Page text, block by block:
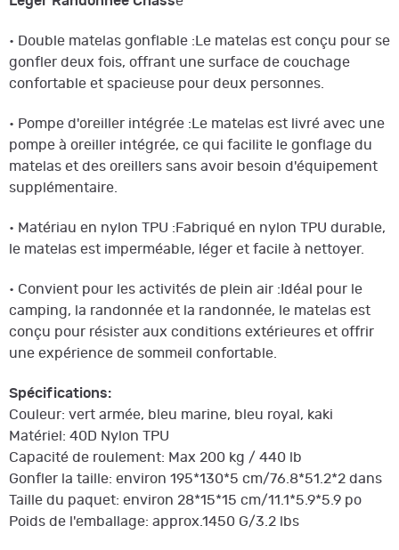
• Double matelas gonflable :Le matelas est conçu pour se
gonfler deux fois, offrant une surface de couchage
confortable et spacieuse pour deux personnes.
• Pompe d'oreiller intégrée :Le matelas est livré avec une
pompe à oreiller intégrée, ce qui facilite le gonflage du
matelas et des oreillers sans avoir besoin d'équipement
supplémentaire.
• Matériau en nylon TPU :Fabriqué en nylon TPU durable,
le matelas est imperméable, léger et facile à nettoyer.
• Convient pour les activités de plein air :Idéal pour le
camping, la randonnée et la randonnée, le matelas est
conçu pour résister aux conditions extérieures et offrir
une expérience de sommeil confortable.
Spécifications:
Couleur: vert armée, bleu marine, bleu royal, kaki
Matériel: 40D Nylon TPU
Capacité de roulement: Max 200 kg / 440 lb
Gonfler la taille: environ 195*130*5 cm/76.8*51.2*2 dans
Taille du paquet: environ 28*15*15 cm/11.1*5.9*5.9 po
Poids de l'emballage: approx.1450 G/3.2 lbs